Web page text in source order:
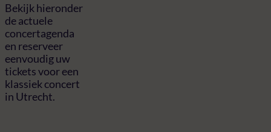
Bekijk hieronder
de actuele
concertagenda
en reserveer
eenvoudig uw
tickets voor een
klassiek concert
in Utrecht.